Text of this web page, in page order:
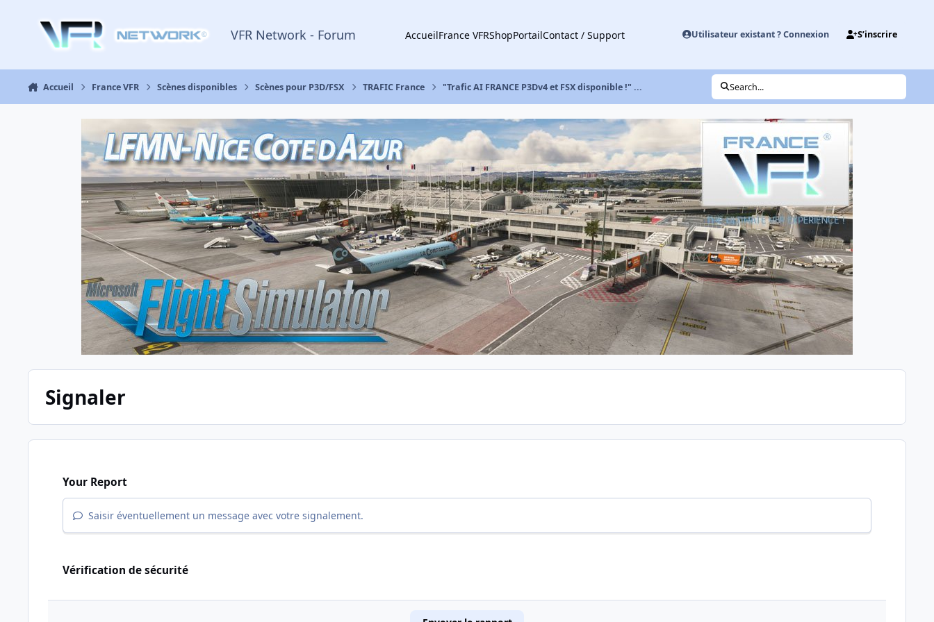
VFR Network - Forum AccueilFrance VFRShopPortailContact / Support Utilisateur existant ? Connexion S’inscrire
Accueil France VFR Scènes disponibles Scènes pour P3D/FSX TRAFIC France "Trafic AI FRANCE P3Dv4 et FSX disponible !" ... Search...
Signaler
Your Report
Saisir éventuellement un message avec votre signalement.
Vérification de sécurité